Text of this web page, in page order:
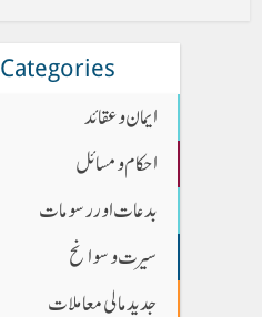
Categories | زُمرہ جات
ایمان وعقائد
احکام و مسائل
بدعات اور رسومات
سیرت و سوانح
جدید مالی معاملات